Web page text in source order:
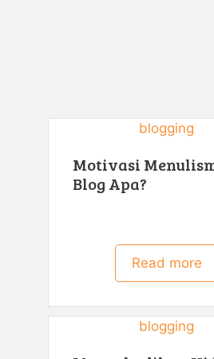
blogging
Motivasi
Blog Apa?
Read more
blogging